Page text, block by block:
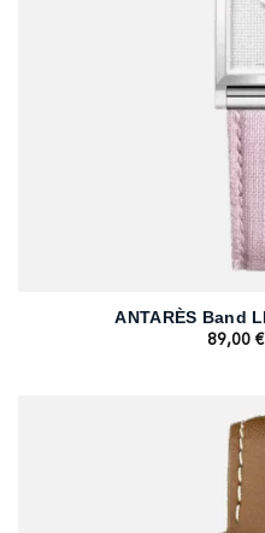
ANTARÈS Band
89,00 €